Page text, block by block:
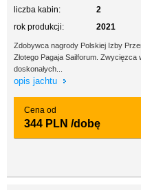
liczba kabin:
2
rok produkcji:
2021
Zdobywca nagrody Polskiej Izby
Złotego Pagaja Sailforum.
doskonałych...
opis jachtu
Cena od
344 PLN /dobę